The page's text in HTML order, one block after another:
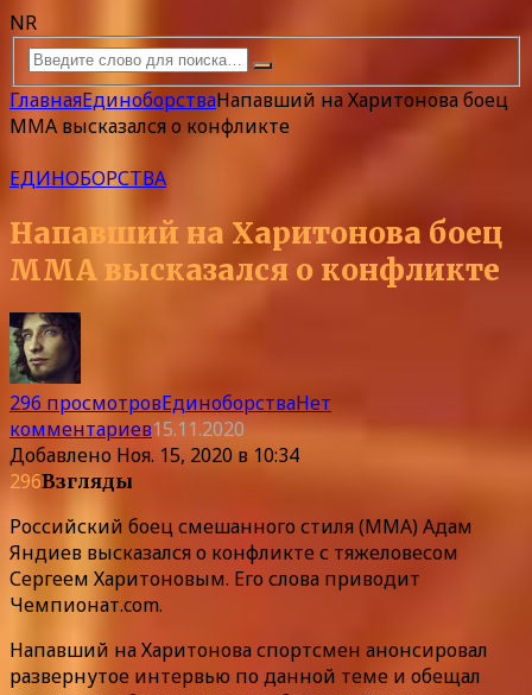
NR
ГлавнаяЕдиноборстваНапавший на Харитонова боец
MMA высказался о конфликте
ЕДИНОБОРСТВА
Напавший на Харитонова боец
MMA высказался о конфликте
296 просмотровЕдиноборстваНет
комментариев15.11.2020
Добавлено Ноя. 15, 2020 в 10:34
296Взгляды
Российский боец смешанного стиля (MMA) Адам
Яндиев высказался о конфликте с тяжеловесом
Сергеем Харитоновым. Его слова приводит
Чемпионат.com.
Напавший на Харитонова спортсмен анонсировал
развернутое интервью по данной теме и обещал